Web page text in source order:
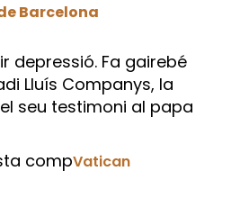
Barcelona
depressió. Fa gairebé
Lluís Companys, la
seu testimoni al papa
compVatican